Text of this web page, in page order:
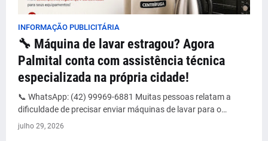
INFORMAÇÃO PUBLICITÁRIA
🔧 Máquina de lavar estragou? Agora
Palmital conta com assistência técnica
especializada na própria cidade!
📞 WhatsApp: (42) 99969-6881 Muitas pessoas relatam a
dificuldade de precisar enviar máquinas de lavar para o…
julho 29, 2026